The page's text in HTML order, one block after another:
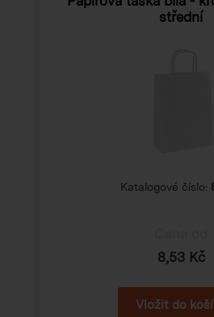
střední
Katalogové číslo:
8,53 Kč